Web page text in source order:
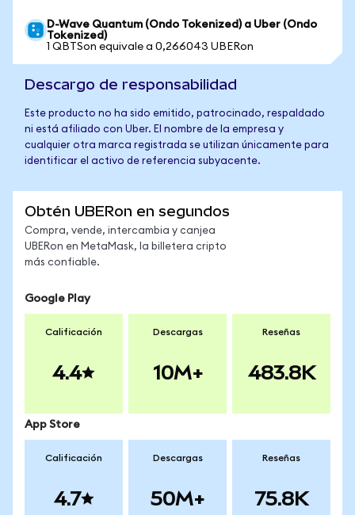
D-Wave Quantum (Ondo Tokenized) a Uber (Ondo
Tokenized)
1 QBTSon equivale a 0,266043 UBERon
Descargo de responsabilidad
Este producto no ha sido emitido, patrocinado, respaldado
ni está afiliado con Uber. El nombre de la empresa y
cualquier otra marca registrada se utilizan únicamente para
identificar el activo de referencia subyacente.
Obtén UBERon en segundos
Compra, vende, intercambia y canjea
UBERon en MetaMask, la billetera cripto
más confiable.
Google Play
Calificación
4.4
Descargas
10M+
Reseñas
483.8K
App Store
Calificación
4.7
Descargas
50M+
Reseñas
75.8K